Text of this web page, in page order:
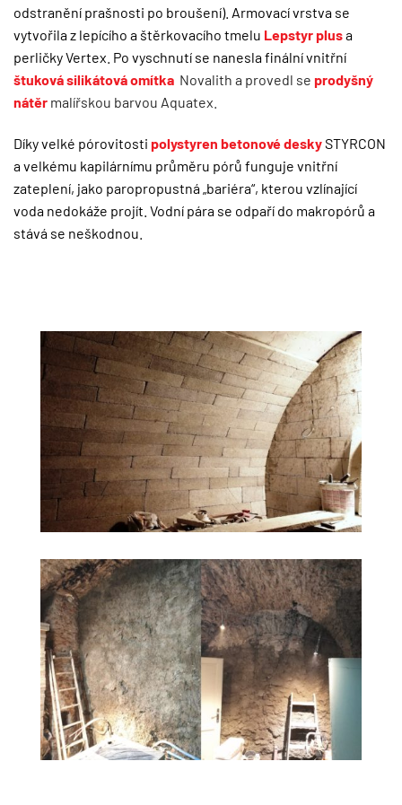
odstranění prašnosti po broušení). Armovací vrstva se
vytvořila z lepícího a štěrkovacího tmelu Lepstyr plusa
perličky Vertex. Po vyschnutí se nanesla finální vnitřní
štuková silikátová omítka Novalith a provedl se prodyšný
nátěr malířskou barvou Aquatex.
Díky velké pórovitosti polystyren betonové deskySTYRCON
a velkému kapilárnímu průměru pórů funguje vnitřní
zateplení, jako paropropustná „bariéra“, kterou vzlínající
voda nedokáže projít. Vodní pára se odpaří do makropórů a
stává se neškodnou.